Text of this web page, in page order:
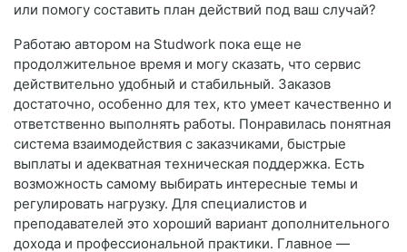
или помогу составить план действий под ваш случай?
Работаю автором на Studwork пока еще не
продолжительное время и могу сказать, что сервис
действительно удобный и стабильный. Заказов
достаточно, особенно для тех, кто умеет качественно и
ответственно выполнять работы. Понравилась понятная
система взаимодействия с заказчиками, быстрые
выплаты и адекватная техническая поддержка. Есть
возможность самому выбирать интересные темы и
регулировать нагрузку. Для специалистов и
преподавателей это хороший вариант дополнительного
дохода и профессиональной практики. Главное —